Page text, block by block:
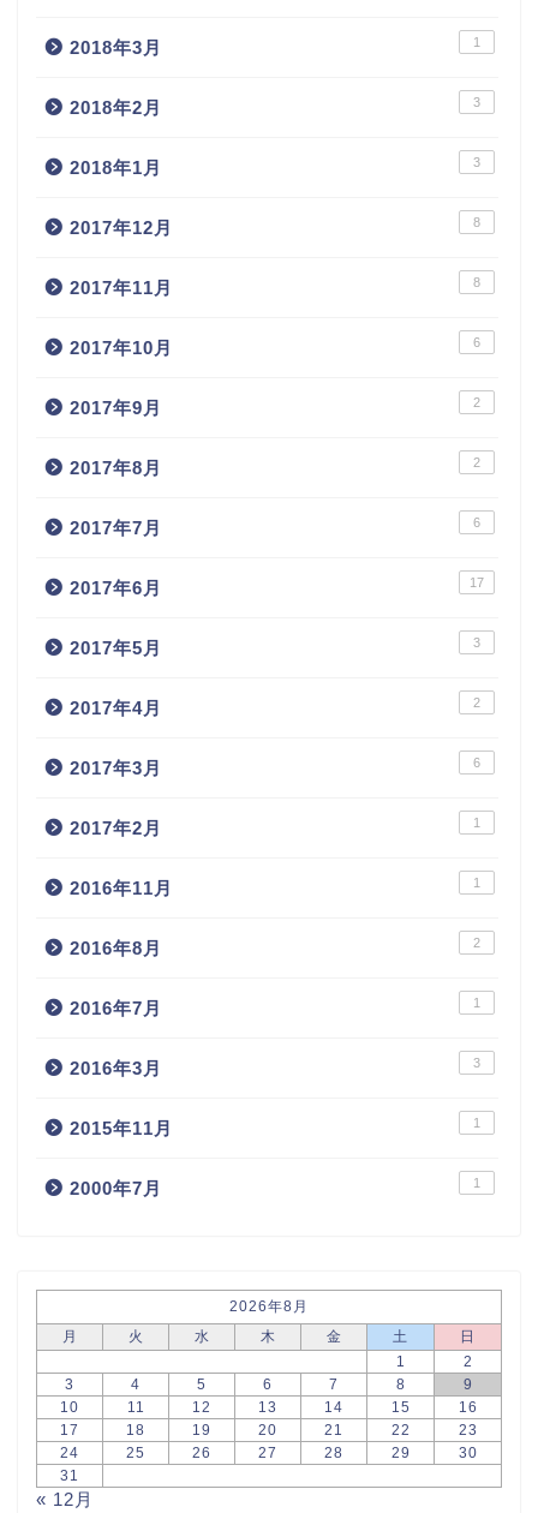
2018年3月 1
2018年2月 3
2018年1月 3
2017年12月 8
2017年11月 8
2017年10月 6
2017年9月 2
2017年8月 2
2017年7月 6
2017年6月 17
2017年5月 3
2017年4月 2
2017年3月 6
2017年2月 1
2016年11月 1
2016年8月 2
2016年7月 1
2016年3月 3
2015年11月 1
2000年7月 1
2026年8月
月
火 水 木 金 土
日
1
2
3
4 5 6 7 8
9
10
11 12 13 14 15
16
17
18 19 20 21 22
23
24
25 26 27 28 29
30
31
« 12月